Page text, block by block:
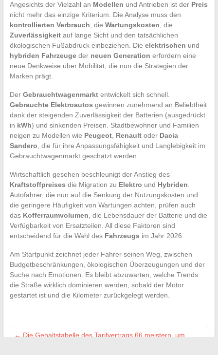
Angesichts der Vielzahl an Modellen und Antrieben ist der Preis
nicht mehr das einzige Kriterium. Die Analyse muss den
kontrollierten Verbrauch , die Wartungskosten , die
Zuverlässigkeitauf lange Sicht und den tatsächlichen
ökologischen Fußabdruck einbeziehen. Die elektrischen und
hybriden Fahrzeugeder neuen Generation erfordern eine
neue Denkweise über Mobilität, die nun die Strategien der
Marken prägt.
Der Gebrauchtwagenmarktentwickelt sich schnell.
Gebrauchte Elektroautos gewinnen zunehmend an Beliebtheit
dank der steigenden Zuverlässigkeit der Batterien (ausgedrückt
in kWh) und sinkenden Preisen. Stadtbewohner und Familien
neigen zu Modellen wie Peugeot, Renaultoder Dacia
Sandero , die für ihre Anpassungsfähigkeit und Langlebigkeit im
Gebrauchtwagenmarkt geschätzt werden.
Wirtschaftlich gesehen beschleunigt der Anstieg des
Kraftstoffpreises die Migration zu Elektro und Hybriden
Autofahrer, die nun auf die Senkung der Nutzungskosten und
die geringere Häufigkeit von Wartungen achten, prüfen auch
das Kofferraumvolumen , die Lebensdauer der Batterie und die
Verfügbarkeit von Ersatzteilen. All diese Faktoren sind
entscheidend für die Wahl des Fahrzeugs im Jahr 2026.
Am Startpunkt zeichnet jeder Fahrer seinen Weg, zwischen
Budgetbeschränkungen, ökologischen Überzeugungen und der
Suche nach Emotionen. Es bleibt abzuwarten, welche Trends
die Straße wirklich dominieren werden, sobald der Motor
gestartet ist und die Kilometer zurückgelegt werden.
← Die Gehaltstabelle des Tarifvertrags 66 meistern, um